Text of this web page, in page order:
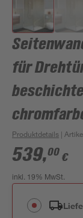
für
Produktdetails |
539,00 €
inkl. 19% MwSt.